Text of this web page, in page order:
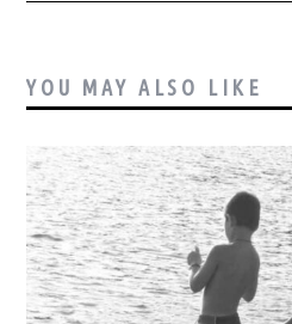
YOU MAY ALSO LIKE